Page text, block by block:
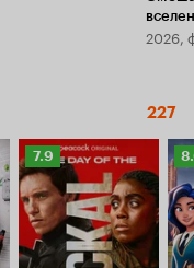
2026,
227
Рейтинг
Кинопоиска
7.9
7.9